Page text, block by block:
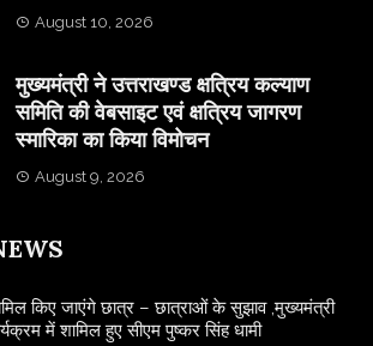
August 10, 2026
मुख्यमंत्री ने उत्तराखण्ड क्षत्रिय कल्याण
समिति की वेबसाइट एवं क्षत्रिय जागरण
स्मारिका का किया विमोचन
August 9, 2026
किए जाएंगे छात्र – छात्राओं के सुझाव ,मुख्यमंत्री
में शामिल हुए सीएम पुष्कर सिंह धामी